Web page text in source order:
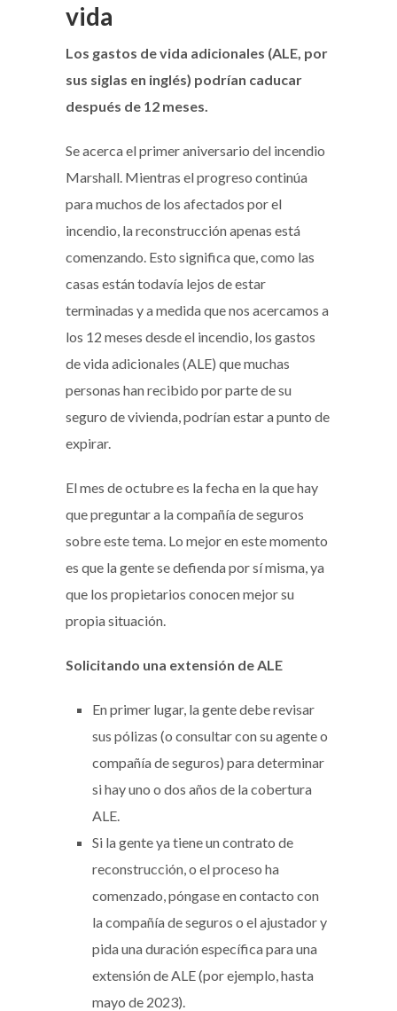
vida
Los gastos de vida adicionales (ALE, por
sus siglas en inglés) podrían caducar
después de 12 meses.
Se acerca el primer aniversario del incendio
Marshall. Mientras el progreso continúa
para muchos de los afectados por el
incendio, la reconstrucción apenas está
comenzando. Esto significa que, como las
casas están todavía lejos de estar
terminadas y a medida que nos acercamos a
los 12 meses desde el incendio, los gastos
de vida adicionales (ALE) que muchas
personas han recibido por parte de su
seguro de vivienda, podrían estar a punto de
expirar.
El mes de octubre es la fecha en la que hay
que preguntar a la compañía de seguros
sobre este tema. Lo mejor en este momento
es que la gente se defienda por sí misma, ya
que los propietarios conocen mejor su
propia situación.
Solicitando una extensión de ALE
En primer lugar, la gente debe revisar
sus pólizas (o consultar con su agente o
compañía de seguros) para determinar
si hay uno o dos años de la cobertura
ALE.
Si la gente ya tiene un contrato de
reconstrucción, o el proceso ha
comenzado, póngase en contacto con
la compañía de seguros o el ajustador y
pida una duración específica para una
extensión de ALE (por ejemplo, hasta
mayo de 2023).